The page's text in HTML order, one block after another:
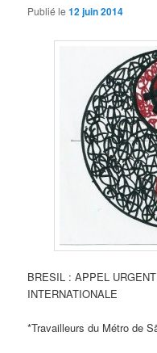
Publié le12 juin 2014
BRESIL : APPEL
INTERNATIONALE
*Travailleurs du Métro de